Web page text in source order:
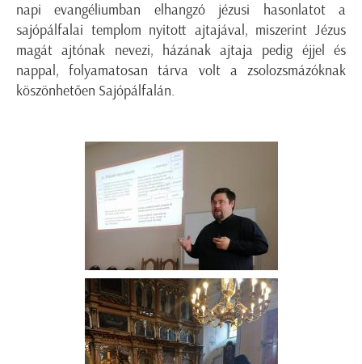
napi evangéliumban elhangzó jézusi hasonlatot a
sajópálfalai templom nyitott ajtajával, miszerint Jézus
magát ajtónak nevezi, házának ajtaja pedig éjjel és
nappal, folyamatosan tárva volt a zsolozsmázóknak
köszönhetően Sajópálfalán.